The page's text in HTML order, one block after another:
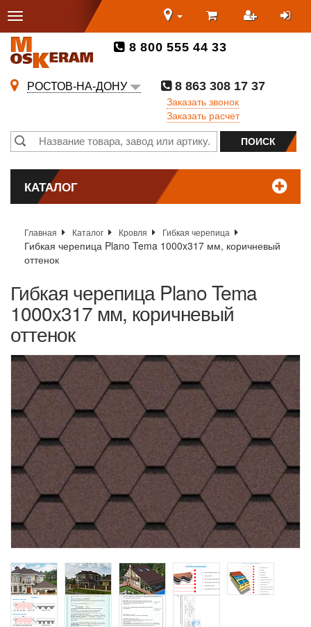
8 800 555 44 33
РОСТОВ-НА-ДОНУ
8 863 308 17 37
Заказать звонок
Заказать расчет
КАТАЛОГ
Главная Каталог Кровля Гибкая черепица
Гибкая черепица Plano Tema 1000x317 мм, коричневый
оттенок
Гибкая черепица Plano Tema
1000x317 мм, коричневый
оттенок